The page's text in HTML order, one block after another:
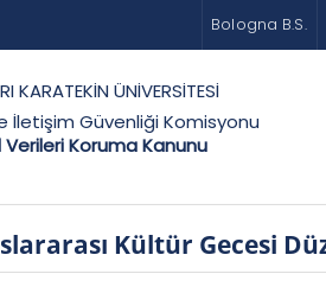
Bologna B.S.
KARATEKİN ÜNİVERSİTESİ
İletişim Güvenliği Komisyonu
Verileri Koruma Kanunu
Kültür Gecesi